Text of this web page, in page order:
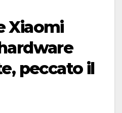
Xiaomi
peccato il